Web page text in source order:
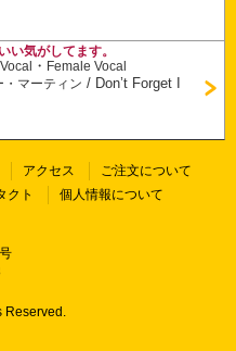
い気がしてます。
・ Female Vocal
・マーティン / Don’t Forget I
アクセス
ご注文について
クト
個人情報について